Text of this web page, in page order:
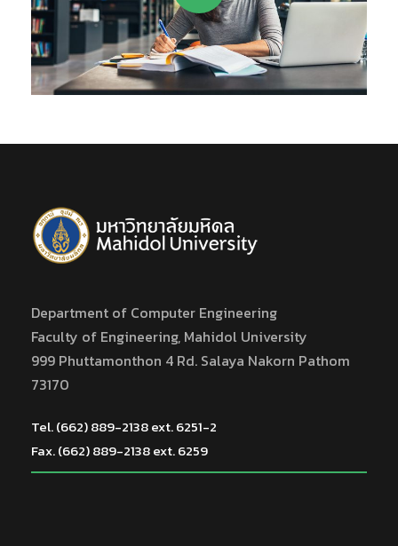
Department of Computer Engineering
Faculty of Engineering, Mahidol University
999 Phuttamonthon 4 Rd. Salaya Nakorn Pathom
73170
Tel. (662) 889-2138 ext. 6251-2
Fax. (662) 889-2138 ext. 6259